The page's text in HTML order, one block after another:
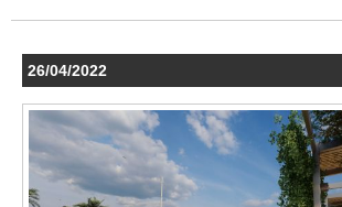
26/04/2022